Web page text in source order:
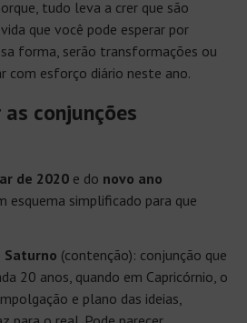
tudo leva a crer que são
que você pode esperar por
forma, serão transformações ou
com esforço diário neste ano.
conjunções
de 2020 e do novo ano
esquema simplificado para que
Saturno (contenção): conjunção que
20 anos, quando em Capricórnio, o
e plano das ideias,